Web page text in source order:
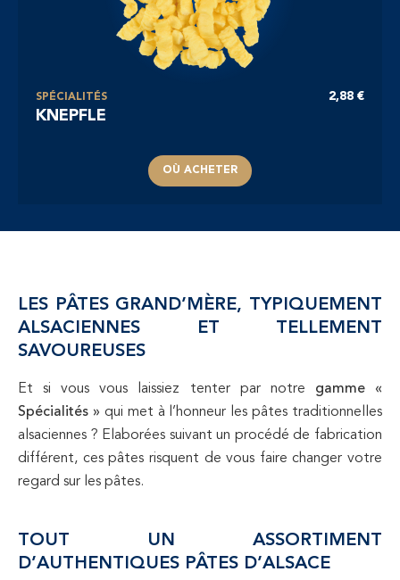
SPÉCIALITÉS 2,88 €
KNEPFLE
OÙ ACHETER
LES PÂTES GRAND’MÈRE, TYPIQUEMENT
ALSACIENNES ET TELLEMENT
SAVOUREUSES
Et si vous vous laissiez tenter par notre gamme «
Spécialités » qui met à l’honneur les pâtes traditionnelles
alsaciennes ? Elaborées suivant un procédé de fabrication
différent, ces pâtes risquent de vous faire changer votre
regard sur les pâtes.
TOUT UN ASSORTIMENT
D’AUTHENTIQUES PÂTES D’ALSACE